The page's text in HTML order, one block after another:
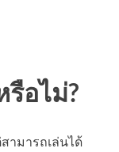
อไม่?
ามารถเล่นได้